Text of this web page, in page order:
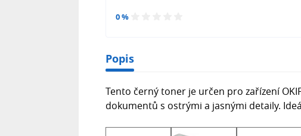
0 %
Popis
Tento černý toner je určen pro zařízení
dokumentů s ostrými a jasnými detaily.